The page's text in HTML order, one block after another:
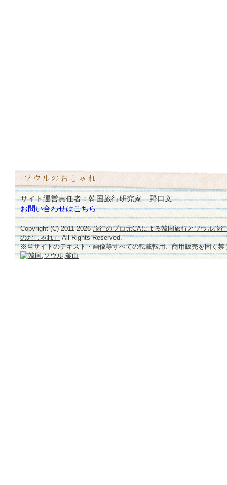
サイト運営責任者：韓国旅行研究家 野口文
お問い合わせはこちら
Copyright (C) 2011-2026旅行のプロ元CAによる韓国旅行とソウル旅
のおしゃれ」All Rights Reserved.
※当サイトのテキスト・画像等すべての転載転用、商用販売を固く禁